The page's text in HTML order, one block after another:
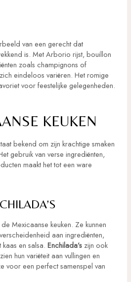
van een gerecht dat
is. Met Arborio rijst, bouillon
zoals champignons of
eindeloos variëren. Het romige
voor feestelijke gelegenheden.
KEUKEN
bekend om zijn krachtige smaken
gebruik van verse ingrediënten,
maakt het tot een ware
Mexicaanse keuken. Ze kunnen
aan ingrediënten,
en salsa. Enchilada’szijn ook
hun variëteit aan vullingen en
voor een perfect samenspel van